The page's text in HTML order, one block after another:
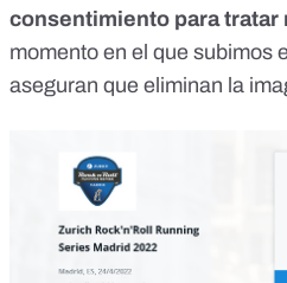
consentimiento para tratar
momento en el que subimos el
aseguran que eliminan la